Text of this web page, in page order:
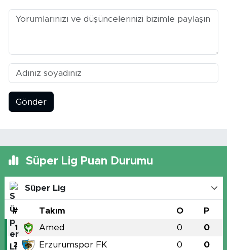
Gönder
Süper Lig Puan Durumu
Süper Lig
# Takım O P
1 Amed 0 0
2 Erzurumspor FK 0 0